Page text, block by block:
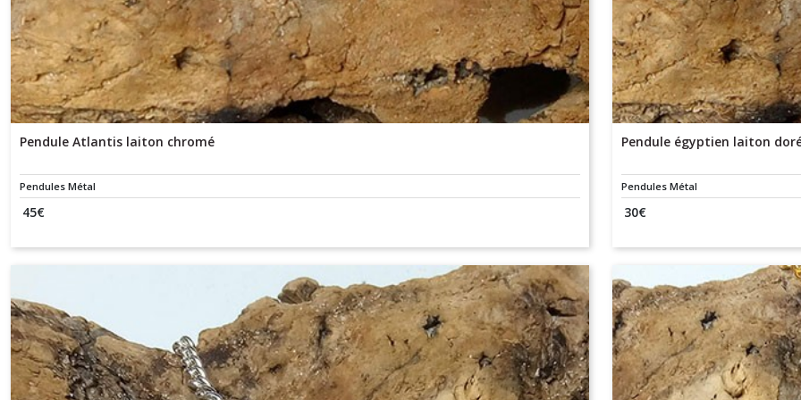
Pendule Atlantis laiton chromé
Pendules Métal
45€
Pendule égyptien laiton
Pendules Métal
30€